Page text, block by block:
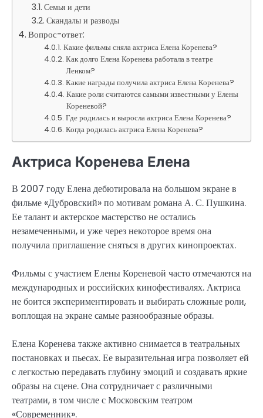
Семья и дети
Скандалы и разводы
Вопрос-ответ:
Какие фильмы сняла актриса Елена Коренева?
Как долго Елена Коренева работала в театре
Ленком?
Какие награды получила актриса Елена Коренева?
Какие роли считаются самыми известными у Елены
Кореневой?
Где родилась и выросла актриса Елена Коренева?
Когда родилась актриса Елена Коренева?
Актриса Коренева Елена
В 2007 году Елена дебютировала на большом экране в
фильме «Дубровский» по мотивам романа А. С. Пушкина.
Ее талант и актерское мастерство не остались
незамеченными, и уже через некоторое время она
получила приглашение сняться в других кинопроектах.
Фильмы с участием Елены Кореневой часто отмечаются на
международных и российских кинофестивалях. Актриса
не боится экспериментировать и выбирать сложные роли,
воплощая на экране самые разнообразные образы.
Елена Коренева также активно снимается в театральных
постановках и пьесах. Ее выразительная игра позволяет ей
с легкостью передавать глубину эмоций и создавать яркие
образы на сцене. Она сотрудничает с различными
театрами, в том числе с Московским театром
«Современник».